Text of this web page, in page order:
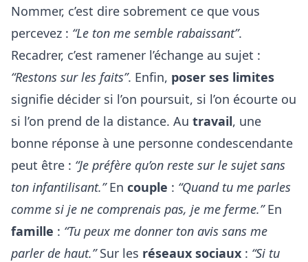
Nommer, c’est dire sobrement ce que vous
percevez : “Le ton me semble rabaissant”.
Recadrer, c’est ramener l’échange au sujet :
“Restons sur les faits”. Enfin, poser ses limites
signifie décider si l’on poursuit, si l’on écourte ou
si l’on prend de la distance. Au travail, une
bonne réponse à une personne condescendante
peut être : “Je préfère qu’on reste sur le sujet sans
ton infantilisant.”En couple : “Quand tu me parles
comme si je ne comprenais pas, je me ferme.”En
famille : “Tu peux me donner ton avis sans me
parler de haut.”Sur les réseaux sociaux : “Si tu